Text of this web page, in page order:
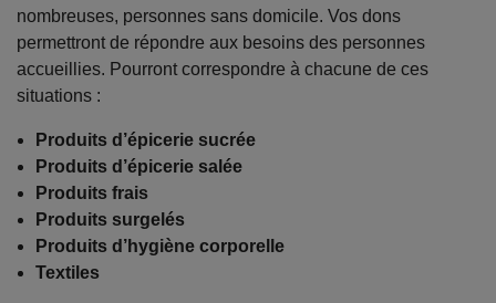
nombreuses, personnes sans domicile. Vos dons
permettront de répondre aux besoins des personnes
accueillies. Pourront correspondre à chacune de ces
situations :
Produits d’épicerie sucrée
Produits d’épicerie salée
Produits frais
Produits surgelés
Produits d’hygiène corporelle
Textiles